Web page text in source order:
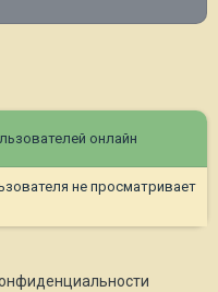
онлайн
не просматривает